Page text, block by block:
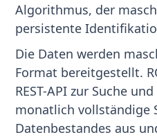
Algorithmus, der
persistente
Die Daten werden
Format bereitgestellt.
REST-API zur Suche
monatlich vollständige
Datenbestandes aus